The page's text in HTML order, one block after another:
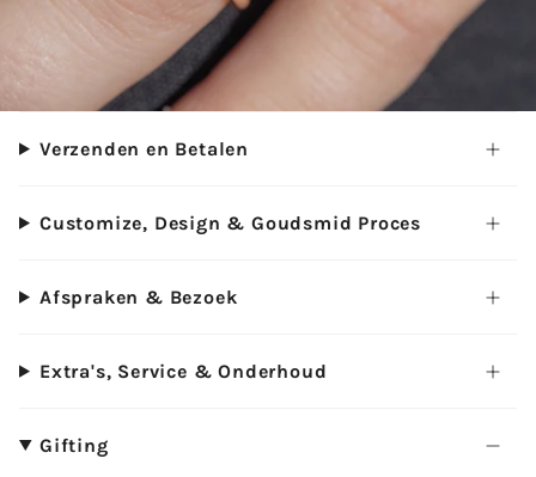
Verzenden en Betalen
Customize, Design & Goudsmid Proces
Afspraken & Bezoek
Extra's, Service & Onderhoud
Gifting